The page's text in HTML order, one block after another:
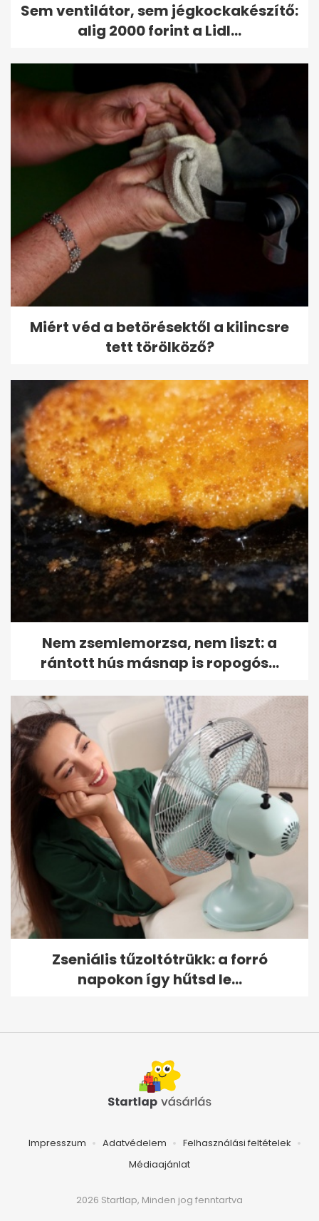
Sem ventilátor, sem jégkockakészítő:
alig 2000 forint a Lidl...
Miért véd a betörésektől a kilincsre
tett törölköző?
Nem zsemlemorzsa, nem liszt: a
rántott hús másnap is ropogós...
Zseniális tűzoltótrükk: a forró
napokon így hűtsd le...
Impresszum Adatvédelem
Felhasználási feltételek
Médiaajánlat
2026 Startlap, Minden jog fenntartva